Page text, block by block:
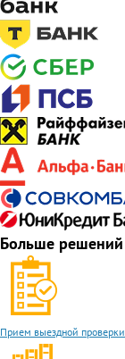
Больше решений
Прием выездной проверки